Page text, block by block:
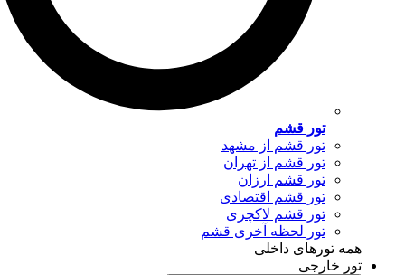
تور قشم
تور قشم از مشهد
تور قشم از تهران
تور قشم ارزان
تور قشم اقتصادی
تور قشم لاکچری
تور لحظه آخری قشم
همه تورهای داخلی
تور خارجی